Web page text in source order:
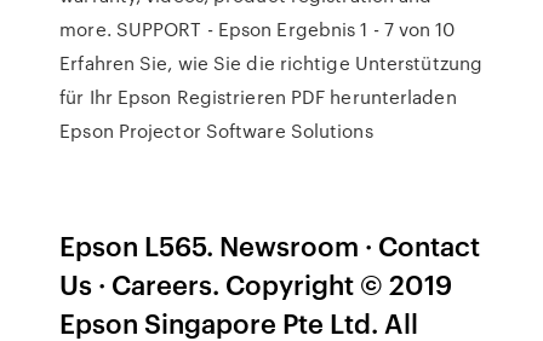
more. SUPPORT - Epson Ergebnis 1 - 7 von 10
Erfahren Sie, wie Sie die richtige Unterstützung
für Ihr Epson Registrieren PDF herunterladen
Epson Projector Software Solutions
Epson L565. Newsroom · Contact
Us · Careers. Copyright © 2019
Epson Singapore Pte Ltd. All